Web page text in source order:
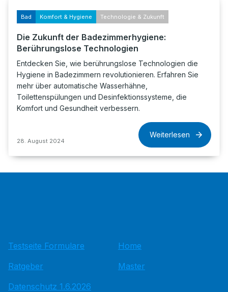
Bad Komfort & Hygiene Technologie & Zukunft
Die Zukunft der Badezimmerhygiene:
Berührungslose Technologien
Entdecken Sie, wie berührungslose Technologien die
Hygiene in Badezimmern revolutionieren. Erfahren Sie
mehr über automatische Wasserhähne,
Toilettenspülungen und Desinfektionssysteme, die
Komfort und Gesundheit verbessern.
28. August 2024
Weiterlesen
Testseite Formulare
Ratgeber
Datenschutz 1.6.2026
Home
Master